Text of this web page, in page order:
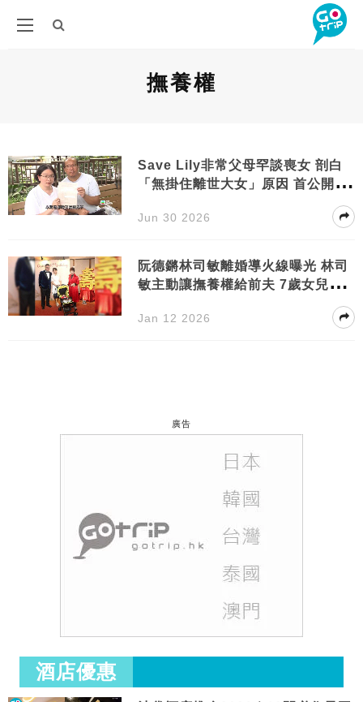
撫養權
Save Lily非常父母罕談喪女 剖白
「無掛住離世大女」原因 首公開回
Jun 30 2026
阮德鏘林司敏離婚導火線曝光 林司
敏主動讓撫養權給前夫 7歲女兒反
Jan 12 2026
廣告
酒店優惠